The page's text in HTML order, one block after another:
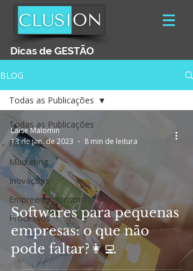
Dicas de GESTÃO
BLOG
Todas as Publicações
Finanças
Marketing
Inovações
Empreendedorismo
Processos
Todas as Publicações
Softwares para pequenas
empresas: o que não
pode faltar?👩‍💻
Laise Malomin
13 de jan. de 2023
8 min de leitura